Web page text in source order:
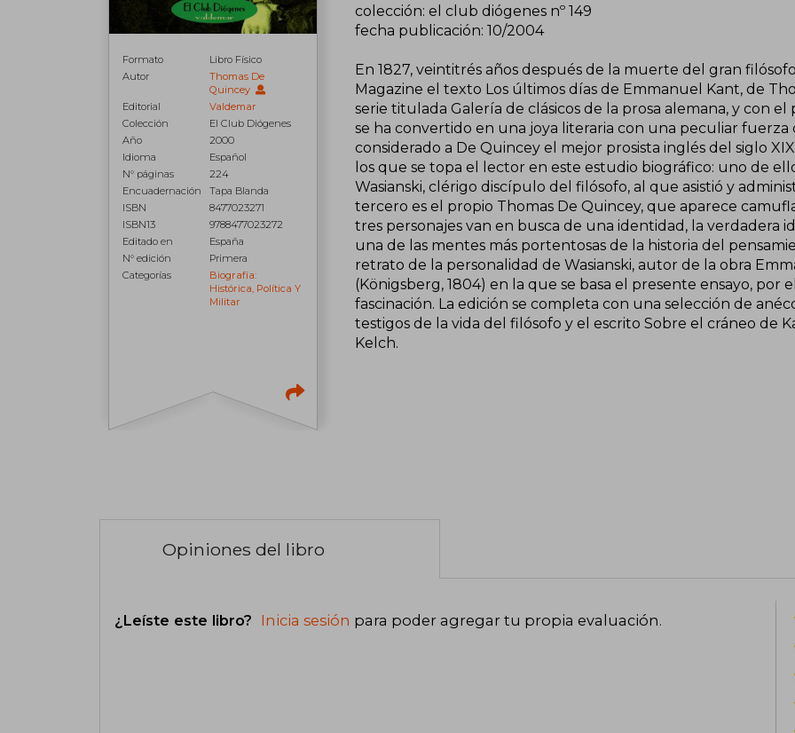
Formato
Libro Físico
Autor
Thomas De
Quincey
Editorial
Valdemar
Colección
El Club Diógenes
Año
2000
Idioma
Español
N° páginas
224
Encuadernación
Tapa Blanda
ISBN
8477023271
ISBN13
9788477023272
Editado en
España
N° edición
Primera
Categorías
Biografía:
Histórica, Política Y
Militar
colección: el club diógenes nº 149
fecha publicación: 10/2004
En 1827, veintitrés años después de la muerte del gran
Magazine el texto Los últimos días de Emmanuel Kant, de
serie titulada Galería de clásicos de la prosa alemana, y con
se ha convertido en una joya literaria con una peculiar fuerza
considerado a De Quincey el mejor prosista inglés del siglo
los que se topa el lector en este estudio biográfico: uno de
Wasianski, clérigo discípulo del filósofo, al que asistió y
tercero es el propio Thomas De Quincey, que aparece
tres personajes van en busca de una identidad, la verdadera
una de las mentes más portentosas de la historia del
retrato de la personalidad de Wasianski, autor de la obra
(Königsberg, 1804) en la que se basa el presente ensayo, por
fascinación. La edición se completa con una selección de
testigos de la vida del filósofo y el escrito Sobre el cráneo de
Kelch.
Opiniones del libro
¿Leíste este libro? Inicia sesión para poder agregar tu propia evaluación.